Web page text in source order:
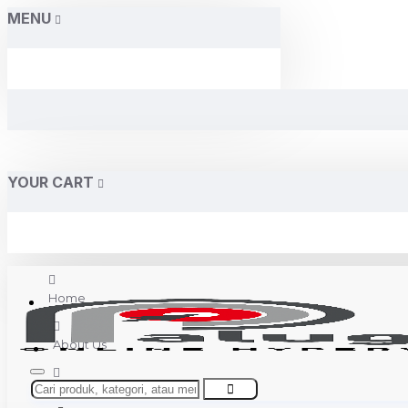
MENU
YOUR CART
Home
About Us
Contact